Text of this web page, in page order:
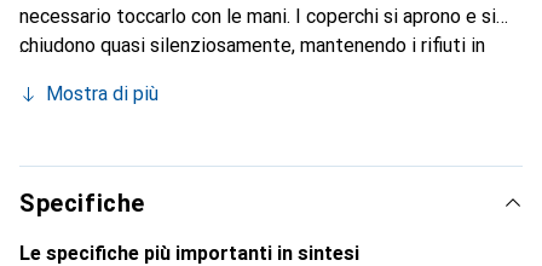
necessario toccarlo con le mani. I coperchi si aprono e si
chiudono quasi silenziosamente, mantenendo i rifiuti in
Mostra di più
Specifiche
Le specifiche più importanti in sintesi